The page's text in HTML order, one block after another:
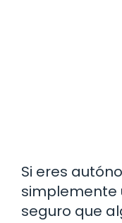
Si eres
simplemente
seguro que